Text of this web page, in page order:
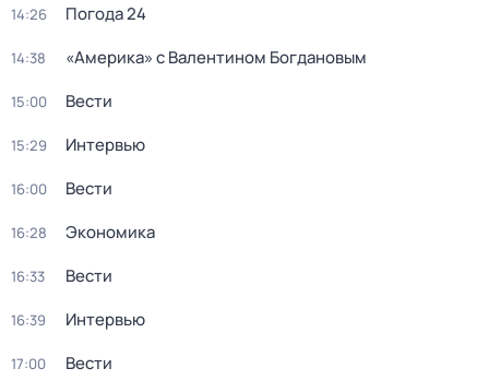
14:26 Погода 24
14:38 «Америка» с Валентином Богдановым
15:00 Вести
15:29 Интервью
16:00 Вести
16:28 Экономика
16:33 Вести
16:39 Интервью
17:00 Вести